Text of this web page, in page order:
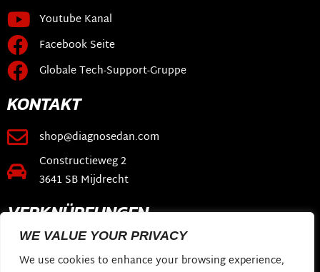
WE VALUE YOUR PRIVACY
We use cookies to enhance your browsing experience,
Youtube Kanal
Facebook Seite
Globale Tech-Support-Gruppe
KONTAKT
shop@diagnosedan.com
Constructieweg 2
3641 SB Mijdrecht
VERKNÜPFUNGEN
Webshop